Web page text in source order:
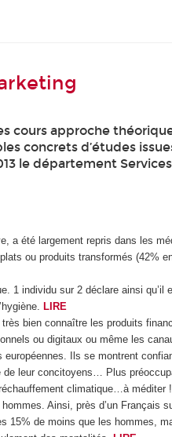
cours approche
concrets d’études
le département
a été largement repris dans les
ou produits transformés (42%
1 individu sur 2 déclare ainsi
LIRE
bien connaître les produits
ou digitaux ou même les
Ils se montrent
leur concitoyens… Plus
climatique…à méditer !
Ainsi, près d’un Français
15% de moins que les hommes,